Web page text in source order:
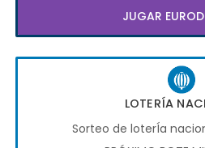
JUGAR
LOTERÍA
Sorteo de loterÍa